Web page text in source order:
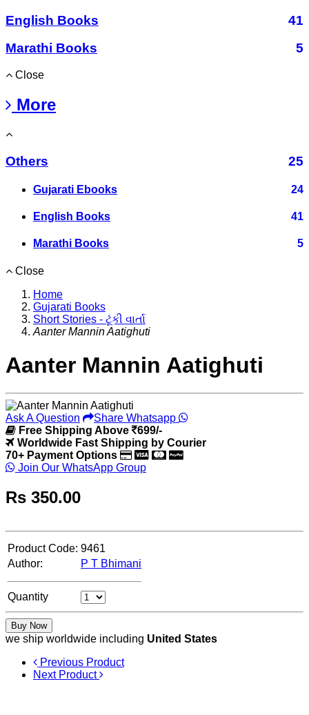
English Books
41
Marathi Books
5
Close
More
Others 25
Gujarati Ebooks 24
English Books 41
Marathi Books 5
Close
Home
Gujarati Books
Short Stories - ટૂંકી વાર્તા
Aanter Mannin Aatighuti
Aanter Mannin Aatighuti
Ask A Question
Share Whatsapp
Free Shipping Above
699/-
Worldwide Fast Shipping by Courier
70+ Payment Options
Join Our WhatsApp Group
Rs 350.00
Product Code: 9461
Author:
P T Bhimani
Quantity
Buy Now
we ship worldwide including United States
Previous Product
Next Product